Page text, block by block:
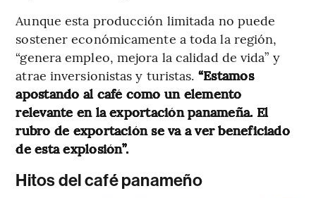
Aunque esta producción limitada no puede
sostener económicamente a toda la región,
“genera empleo, mejora la calidad de vida” y
atrae inversionistas y turistas. “Estamos
apostando al café como un elemento
relevante en la exportación panameña. El
rubro de exportación se va a ver beneficiado
de esta explosión”.
Hitos del café panameño